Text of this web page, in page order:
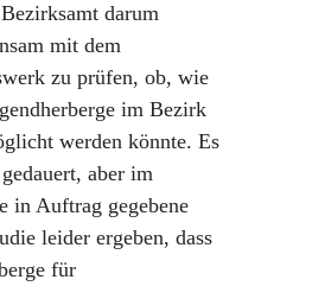
darum
mit dem
zu prüfen, ob, wie
im Bezirk
werden könnte. Es
aber im
in Auftrag gegebene
leider ergeben, dass
für